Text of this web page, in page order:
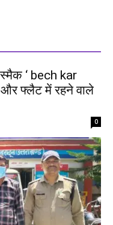
‘ bech kar
और फ्लैट में रहने वाले
0